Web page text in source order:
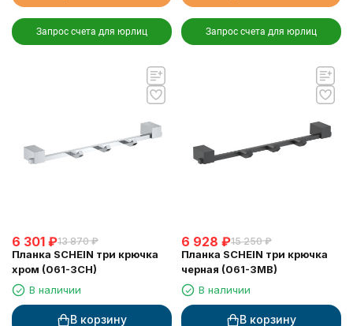
Запрос счета для юрлиц Запрос счета для юрлиц
6 301 ₽13 870 ₽
Планка SCHEIN три крючка
хром (061-3CH)
В наличии
В корзину
6 928 ₽15 250 ₽
Планка SCHEIN три крючка
черная (061-3MB)
В наличии
В корзину